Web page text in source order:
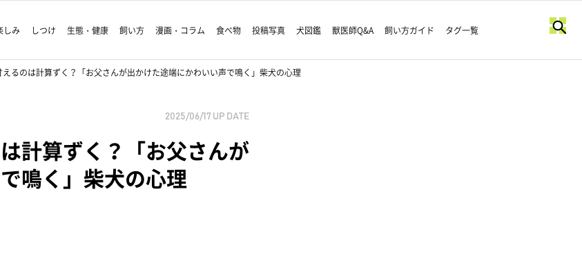
しみ しつけ 生態・健康 飼い方 漫画・コラム 食べ物 投稿写真 犬図鑑 獣医師Q&A 飼い方ガイド タグ一覧
るのは計算ずく？「お父さんが出かけた途端にかわいい声で鳴く」柴犬の心理
2025/06/17 UP DATE
計算ずく？「お父さんが
鳴く」柴犬の心理